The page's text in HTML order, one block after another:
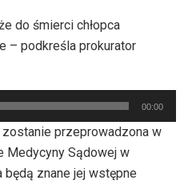
do śmierci chłopca
– podkreśla prokurator
00:00
przeprowadzona w
Medycyny Sądowej w
będą znane jej wstępne